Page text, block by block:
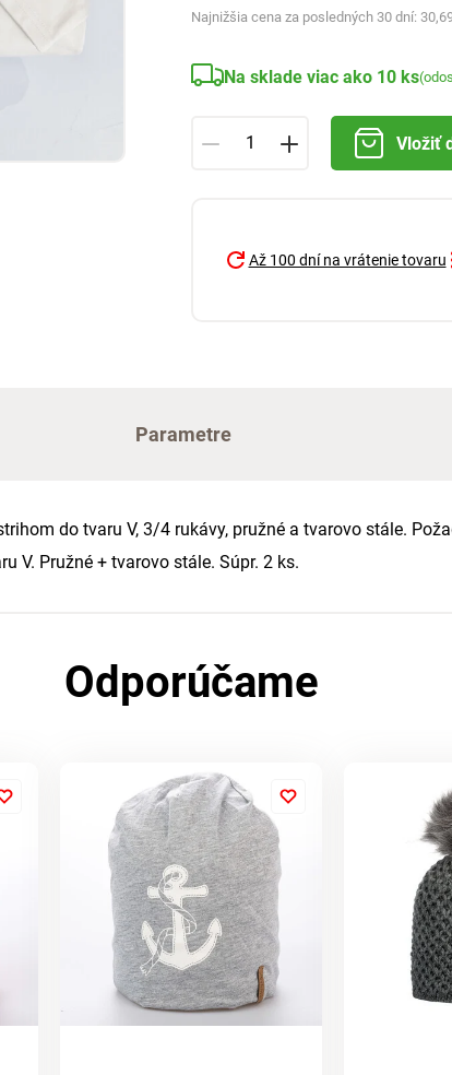
Najnižšia cena za posledných 30 dní:
Na sklade viac ako 10 ks
Vložiť
Až 100 dní na vrátenie tovaru
Parametre
do tvaru V, 3/4 rukávy, pružné a tvarovo stále.
V. Pružné + tvarovo stále. Súpr. 2 ks.
Odporúčame